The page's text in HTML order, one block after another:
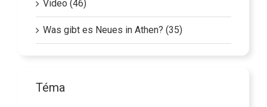
Video (46)
Was gibt es Neues in Athen? (35)
Téma